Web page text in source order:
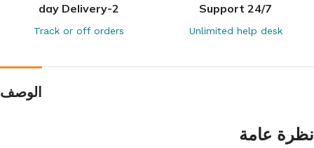
24/7 Support
Unlimited help desk
2-day Delivery
Track or off orders
الوصف
نظرة عامة